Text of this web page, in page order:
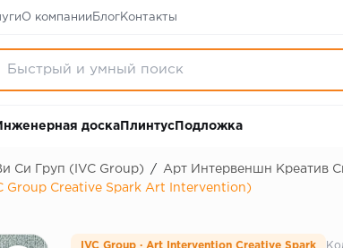
О компании БлогКонтакты
доска Плинтус Подложка
Си Груп (IVC Group) / Арт Интервеншн Креатив
Group Creative Spark Art Intervention)
IVC Group · Art Intervention Creative Spark